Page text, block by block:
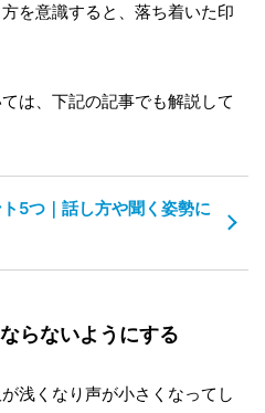
を意識すると、落ち着いた印
は、下記の記事でも解説して
5つ｜話し方や聞く姿勢に
らないようにする
浅くなり声が小さくなってし